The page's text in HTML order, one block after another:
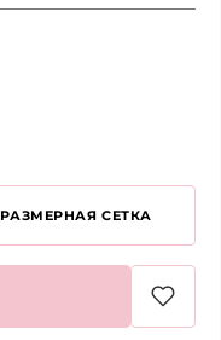
РАЗМЕРНАЯ СЕТКА